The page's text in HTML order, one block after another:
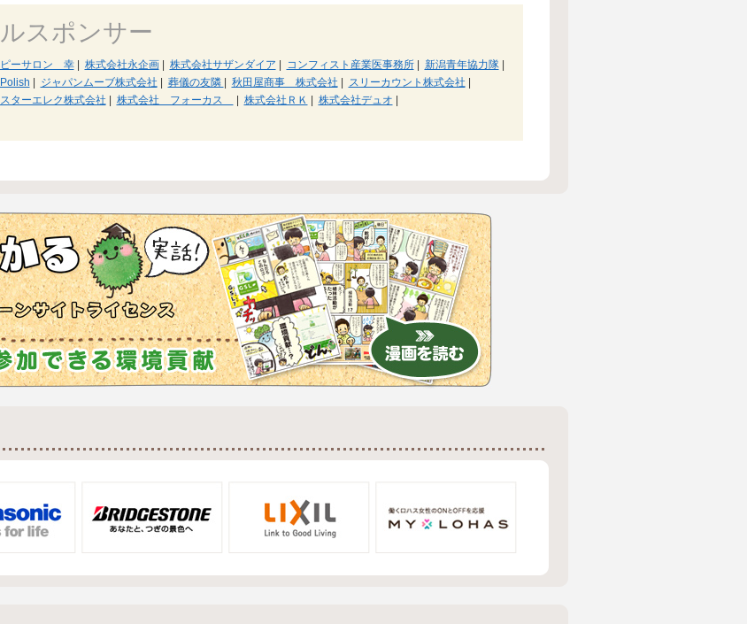
スポンサー
ーサロン 幸| 株式会社永企画| 株式会社サザンダイア コンフィスト産業医事務所| 新潟青年協力隊|
ジャパンムーブ株式会社 葬儀の友隣 秋田屋商事 株式会社 スリーカウント株式会社
ターエレク株式会社 株式会社 フォーカス 株式会社ＲＫ 株式会社デュオ